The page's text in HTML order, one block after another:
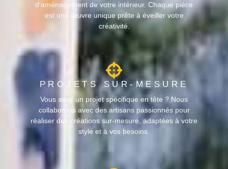
d'aménagement de votre intérieur. Chaque pièce
est une œuvre unique prête à éveiller votre
créativité.
PROJETS SUR-MESURE
Vous avez un projet spécifique en tête ? Nous
collaborons avec des artisans passionnés pour
réaliser des créations sur-mesure, adaptées à votre
style et à vos besoins.